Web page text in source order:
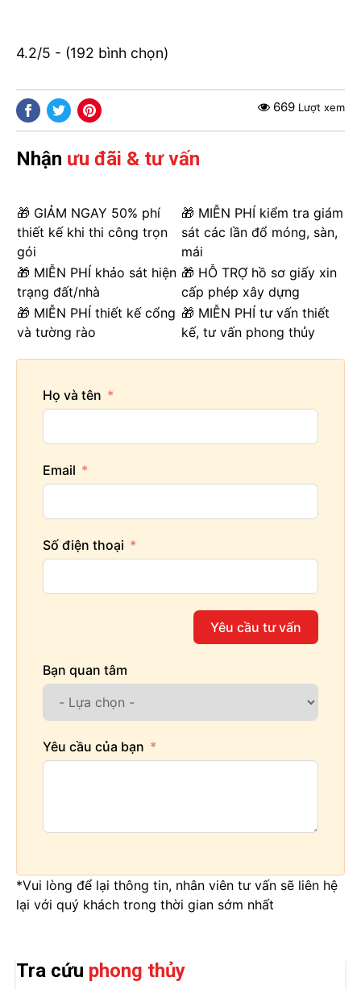
4.2/5 - (192 bình chọn)
669 Lượt xem
Nhận ưu đãi & tư vấn
🎁 GIẢM NGAY 50% phí
thiết kế khi thi công trọn
gói
🎁 MIỄN PHÍ kiểm tra giám
sát các lần đổ móng, sàn,
mái
🎁 MIỄN PHÍ khảo sát hiện
trạng đất/nhà
🎁 HỖ TRỢ hồ sơ giấy xin
cấp phép xây dựng
🎁 MIỄN PHÍ thiết kế cổng
và tường rào
🎁 MIỄN PHÍ tư vấn thiết
kế, tư vấn phong thủy
Họ và tên
Email
Số điện thoại
Yêu cầu tư vấn
Bạn quan tâm
Yêu cầu của bạn
*Vui lòng để lại thông tin, nhân viên tư vấn sẽ liên hệ
lại với quý khách trong thời gian sớm nhất
Tra cứu phong thủy